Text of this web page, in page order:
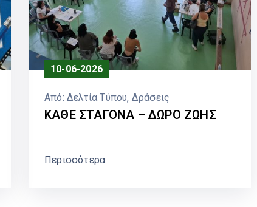
10-06-2026
Από: Δελτία Τύπου‚ Δράσεις
ΚΑΘΕ ΣΤΑΓΟΝΑ – ΔΩΡΟ ΖΩΗΣ
Περισσότερα